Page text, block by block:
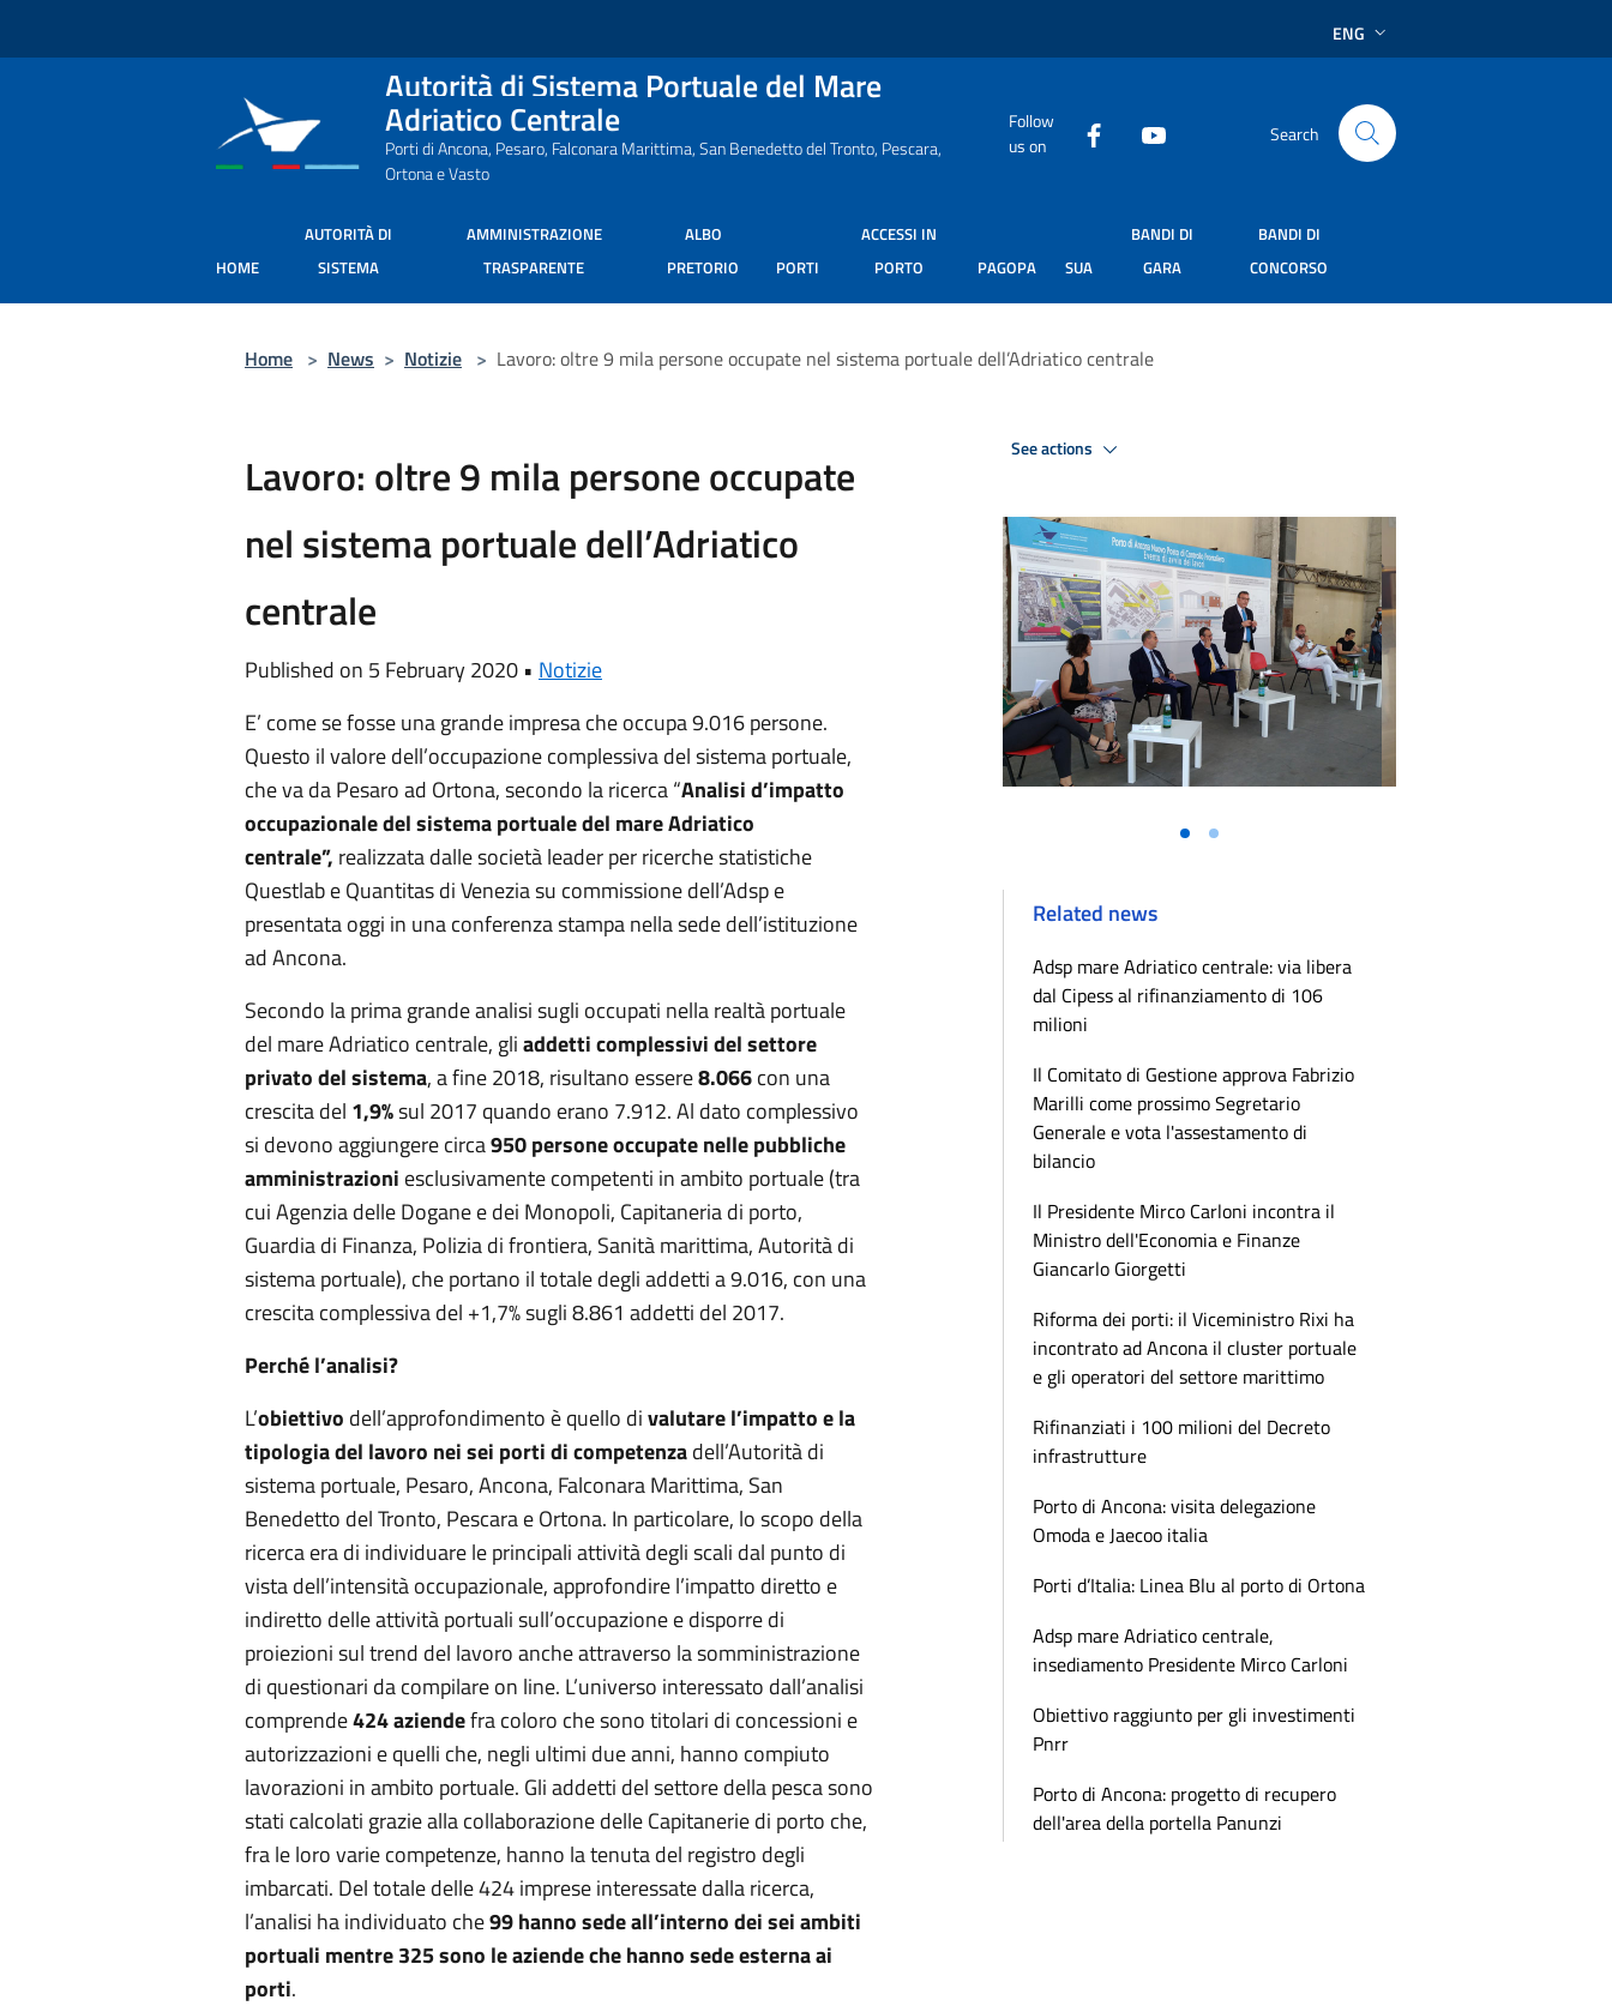
ENG
Autorità di Sistema Portuale del Mare
Adriatico Centrale
Porti di Ancona, Pesaro, Falconara Marittima, San Benedetto del Tronto, Pescara,
Ortona e Vasto
Follow
us on
Search
HOME
AUTORITÀ DI
SISTEMA
AMMINISTRAZIONE
TRASPARENTE
ALBO
PRETORIO
PORTI
ACCESSI IN
PORTO
PAGOPA SUA
BANDI DI
GARA
BANDI DI
CONCORSO
Home > News > Notizie > Lavoro: oltre 9 mila persone occupate nel sistema portuale dell’Adriatico centrale
Lavoro: oltre 9 mila persone occupate
nel sistema portuale dell’Adriatico
centrale
Published on 5 February 2020 • Notizie
E’ come se fosse una grande impresa che occupa 9.016 persone.
Questo il valore dell’occupazione complessiva del sistema portuale,
che va da Pesaro ad Ortona, secondo la ricerca “Analisi d’impatto
occupazionale del sistema portuale del mare Adriatico
centrale”, realizzata dalle società leader per ricerche statistiche
Questlab e Quantitas di Venezia su commissione dell’Adsp e
presentata oggi in una conferenza stampa nella sede dell’istituzione
ad Ancona.
Secondo la prima grande analisi sugli occupati nella realtà portuale
del mare Adriatico centrale, gliaddetti complessivi del settore
privato del sistema, a fine 2018, risultano essere8.066con una
crescita del 1,9%sul 2017 quando erano 7.912. Al dato complessivo
si devono aggiungere circa950 persone occupate nelle pubbliche
amministrazioni esclusivamente competenti in ambito portuale (tra
cui Agenzia delle Dogane e dei Monopoli, Capitaneria di porto,
Guardia di Finanza, Polizia di frontiera, Sanità marittima, Autorità di
sistema portuale), che portano il totale degli addetti a 9.016, con una
crescita complessiva del +1,7% sugli 8.861 addetti del 2017.
Perché l’analisi?
L’obiettivo dell’approfondimento è quello divalutare l’impatto e la
tipologia del lavoro nei sei porti di competenzadell’Autorità di
sistema portuale, Pesaro, Ancona, Falconara Marittima, San
Benedetto del Tronto, Pescara e Ortona. In particolare, lo scopo della
ricerca era di individuare le principali attività degli scali dal punto di
vista dell’intensità occupazionale, approfondire l’impatto diretto e
indiretto delle attività portuali sull’occupazione e disporre di
proiezioni sul trend del lavoro anche attraverso la somministrazione
di questionari da compilare on line. L’universo interessato dall’analisi
comprende424 aziendefra coloro che sono titolari di concessioni e
autorizzazioni e quelli che, negli ultimi due anni, hanno compiuto
lavorazioni in ambito portuale. Gli addetti del settore della pesca sono
stati calcolati grazie alla collaborazione delle Capitanerie di porto che,
fra le loro varie competenze, hanno la tenuta del registro degli
imbarcati. Del totale delle 424 imprese interessate dalla ricerca,
l’analisi ha individuato che99 hanno sede all’interno dei sei ambiti
portuali mentre 325 sono le aziende che hanno sede esterna ai
porti.
See actions
Vai alla slide 1
Vai alla slide 2
Related news
Adsp mare Adriatico centrale: via libera
dal Cipess al rifinanziamento di 106
milioni
Il Comitato di Gestione approva Fabrizio
Marilli come prossimo Segretario
Generale e vota l'assestamento di
bilancio
Il Presidente Mirco Carloni incontra il
Ministro dell'Economia e Finanze
Giancarlo Giorgetti
Riforma dei porti: il Viceministro Rixi ha
incontrato ad Ancona il cluster portuale
e gli operatori del settore marittimo
Rifinanziati i 100 milioni del Decreto
infrastrutture
Porto di Ancona: visita delegazione
Omoda e Jaecoo italia
Porti d’Italia: Linea Blu al porto di Ortona
Adsp mare Adriatico centrale,
insediamento Presidente Mirco Carloni
Obiettivo raggiunto per gli investimenti
Pnrr
Porto di Ancona: progetto di recupero
dell'area della portella Panunzi